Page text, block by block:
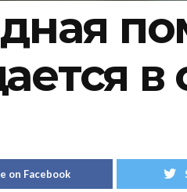
в
on Facebook